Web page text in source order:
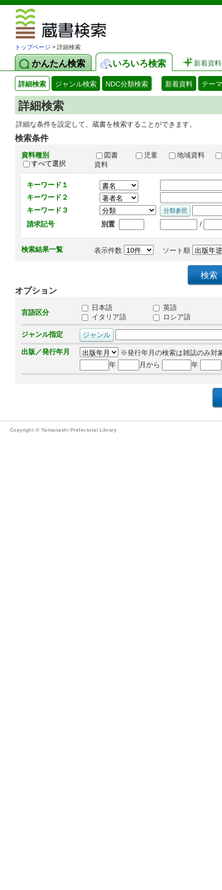
トップページ > 詳細検索
かんたん検索 いろいろ検索 新着資料
詳細検索 ジャンル検索 NDC分類検索 新着資料 テー
詳細検索
詳細な条件を設定して、蔵書を検索することができます。
検索条件
資料種別
すべて選択
図書 児童
地域資料
資料
キーワード１
キーワード２
キーワード３
請求記号
別置 /
検索結果一覧 表示件数 ソート順
オプション
言語区分
日本語
英語
イタリア語
ロシア語
ジャンル指定
出版／発行年月
※発行年月の検索は雑誌のみ対
年
月から 年
Copyright © Yamanashi Prefectural Library